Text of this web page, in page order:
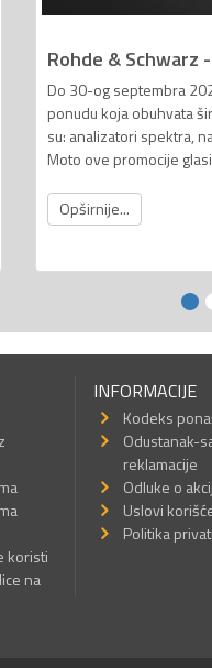
Rohde & Schwarz -
Do 30-og septembra
ponudu koja obuhvata
su: analizatori spektra,
Moto ove promocije
Opširnije...
koristi
na
INFORMACIJE
Kodeks
Odustanak-
reklamacije
Odluke o
Uslovi
Politika